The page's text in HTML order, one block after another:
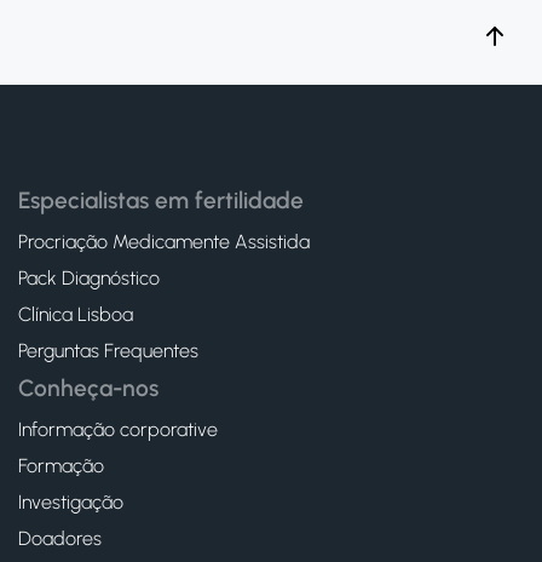
Especialistas em fertilidade
Procriação Medicamente Assistida
Pack Diagnóstico
Clínica Lisboa
Perguntas Frequentes
Conheça-nos
Informação corporative
Formação
Investigação
Doadores